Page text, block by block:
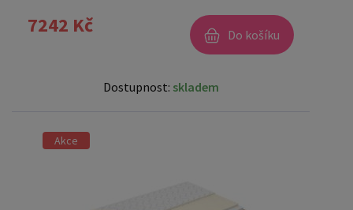
7242 Kč Do košíku
Dostupnost: skladem
Akce